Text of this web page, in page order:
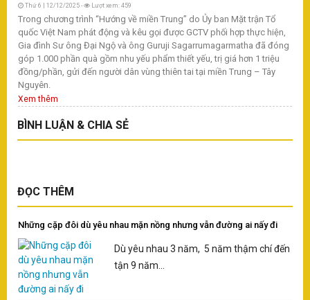
Thứ 6 | 12/12/2025 - Lượt xem: 459
Trong chương trình “Hướng về miền Trung” do Ủy ban Mặt trận Tổ
quốc Việt Nam phát động và kêu gọi được GCTV phối hợp thực hiện,
Gia đình Sư ông Đại Ngộ và ông Guruji Sagarrumagarmatha đã đóng
góp 1.000 phần quà gồm nhu yếu phẩm thiết yếu, trị giá hơn 1 triệu
đồng/phần, gửi đến người dân vùng thiên tai tại miền Trung – Tây
Nguyên.
Xem thêm
BÌNH LUẬN & CHIA SẺ
ĐỌC THÊM
Những cặp đôi dù yêu nhau mặn nồng nhưng vẫn đường ai nấy đi
Dù yêu nhau 3 năm, 5 năm thậm chí đến
tận 9 năm...